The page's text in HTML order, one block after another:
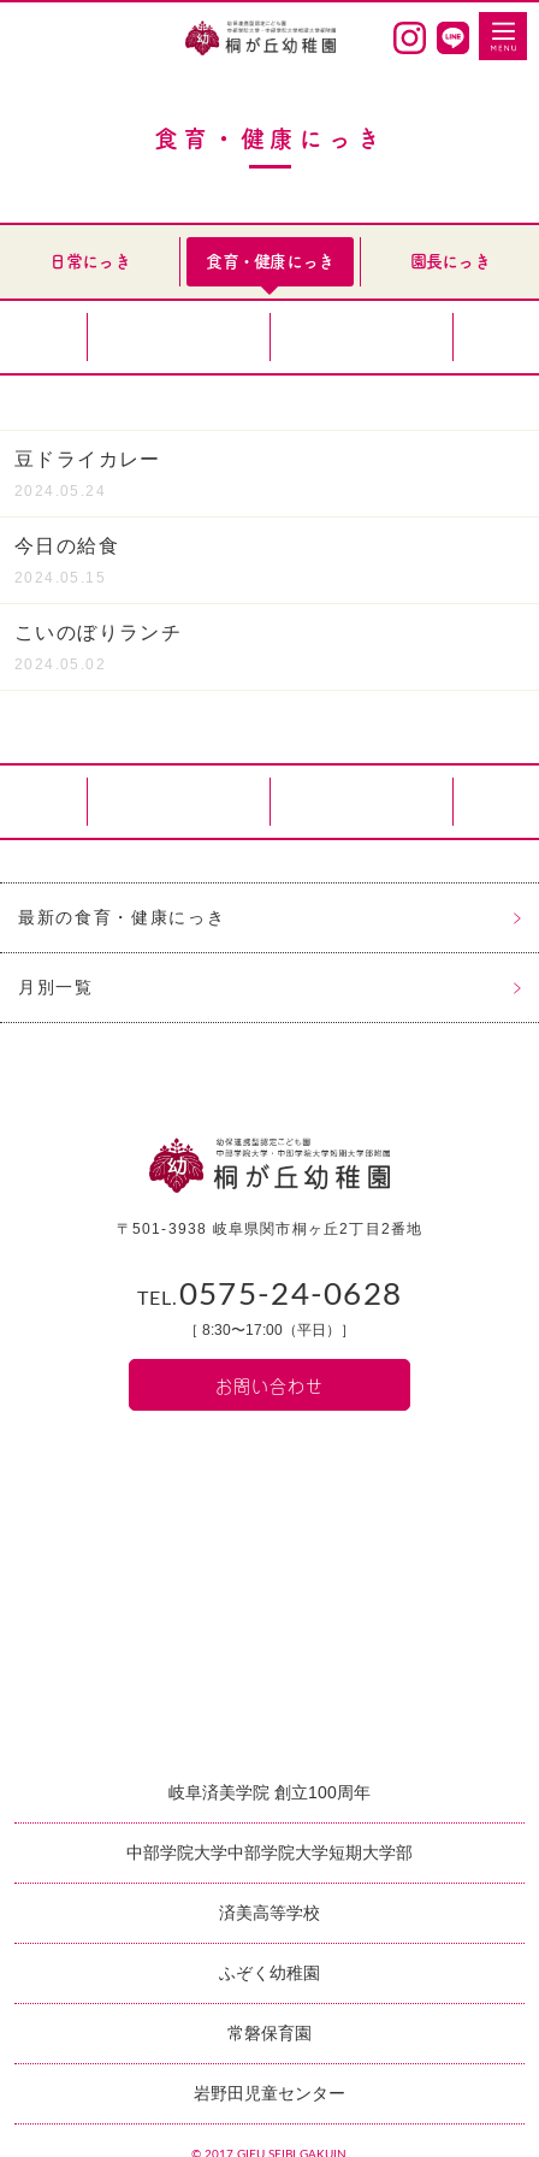
食育・健康にっき
日常にっき 食育・健康にっき 園長にっき
最新の食育・健康にっき
月別一覧
2024.05.24
豆ドライカレー
2024.05.15
今日の給食
2024.05.02
こいのぼりランチ
〒501-3938 岐阜県関市桐ヶ丘2丁目2番地
TEL.0575-24-0628
［ 8:30〜17:00（平日）］
お問い合わせ
岐阜済美学院 創立100周年
中部学院大学中部学院大学短期大学部
済美高等学校
ふぞく幼稚園
常磐保育園
岩野田児童センター
© 2017 GIFU SEIBI GAKUIN.